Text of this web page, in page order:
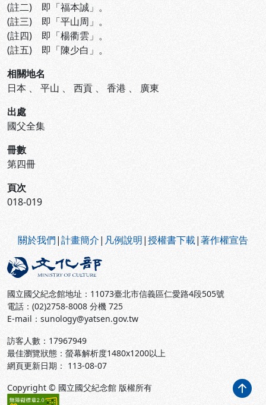
(註二) 即「福本誠」。
(註三) 即「平山周」。
(註四) 即「楊衢雲」。
(註五) 即「陳少白」。
相關地名
日本 、 平山 、 西貢 、 香港 、 廣東
出處
國父全集
冊數
第四冊
頁次
018-019
關於我們|計畫簡介| 凡例說明|授權書下載|著作權宣告
國立國父紀念館地址：11073臺北市信義區仁愛路4段505號
電話：(02)2758-8008 分機 725
E-mail：sunology@yatsen.gov.tw
訪客人數： 17967949
最佳瀏覽狀態：螢幕解析度1480x1200以上
網頁更新日期： 113-08-07
Copyright © 國立國父紀念館 版權所有